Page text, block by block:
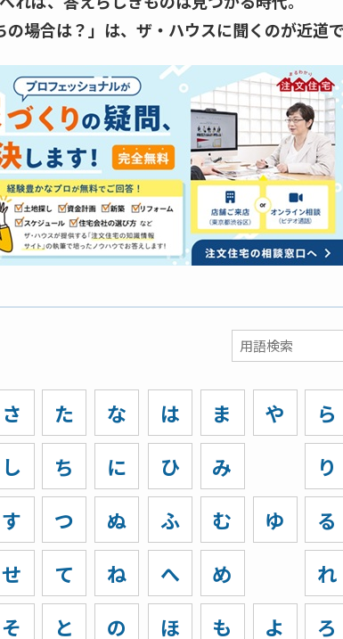
場合は？」は、 ザ・ハウスに聞くのが近道
さ
し
す
せ
そ
た
ち
つ
て
と
な
に
ぬ
ね
の
は
ひ
ふ
へ
ほ
ま
み
む
め
も
や
ゆ
よ
ら
り
る
れ
ろ